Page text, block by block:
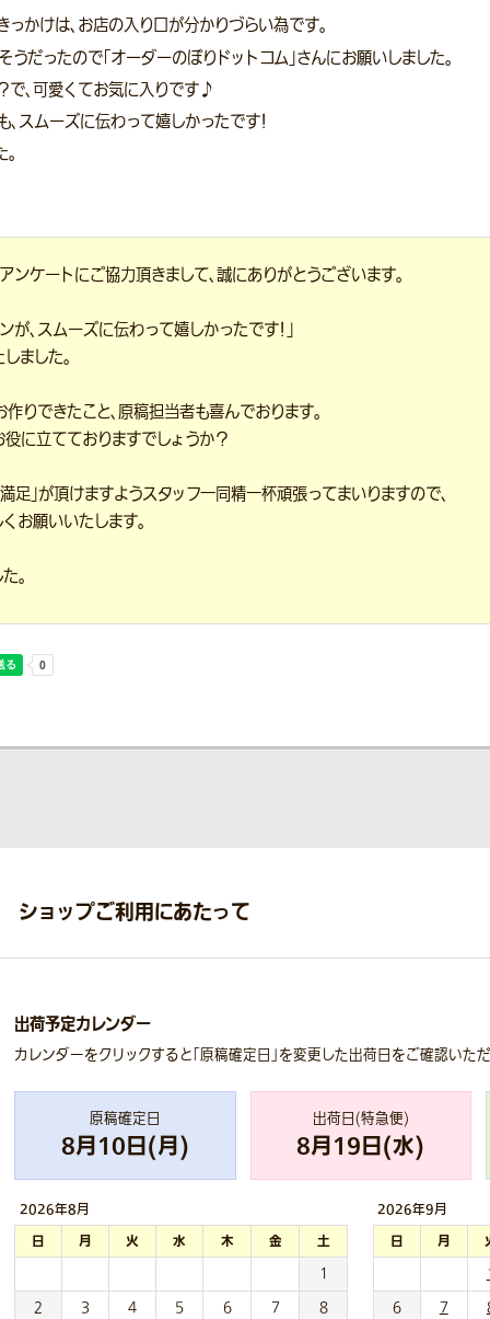
かけは、お店の入り口が分かりづらい為です。
だったので「オーダーのぼりドットコム」さんにお願いしました。
で、可愛くてお気に入りです♪
スムーズに伝わって嬉しかったです！
ンケートにご協力頂きまして、誠にありがとうございます。
が、スムーズに伝わって嬉しかったです！」
ました。
りできたこと、原稿担当者も喜んでおります。
に立てておりますでしょうか？
足」が頂けますようスタッフ一同精一杯頑張ってまいりますので、
お願いいたします。
。
ショップご利用にあたって
出荷予定カレンダー
カレンダーをクリックすると「原稿確定日」を変更した出荷日をご確認いただ
原稿確定日
8月10日(月)
出荷日(特急便)
8月19日(水)
2026年8月
日 月 火 水 木 金
土
1
2
3 4 5 6 7
8
2026年9月
日 月
6
7